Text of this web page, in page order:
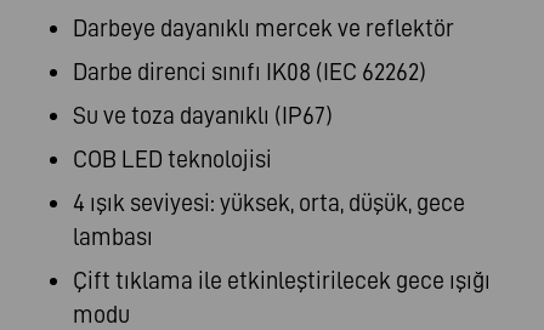
Darbeye dayanıklı mercek ve reflektör
Darbe direnci sınıfı IK08 (IEC 62262)
Su ve toza dayanıklı (IP67)
COB LED teknolojisi
4 ışık seviyesi: yüksek, orta, düşük, gece
lambası
Çift tıklama ile etkinleştirilecek gece ışığı
modu